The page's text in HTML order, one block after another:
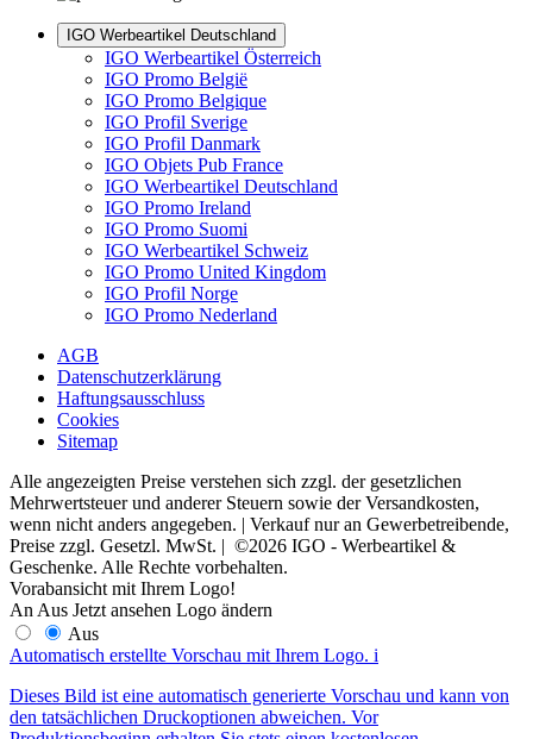
IGO Werbeartikel Deutschland
IGO Werbeartikel Österreich
IGO Promo België
IGO Promo Belgique
IGO Profil Sverige
IGO Profil Danmark
IGO Objets Pub France
IGO Werbeartikel Deutschland
IGO Promo Ireland
IGO Promo Suomi
IGO Werbeartikel Schweiz
IGO Promo United Kingdom
IGO Profil Norge
IGO Promo Nederland
AGB
Datenschutzerklärung
Haftungsausschluss
Cookies
Sitemap
Alle angezeigten Preise verstehen sich zzgl. der gesetzlichen
Mehrwertsteuer und anderer Steuern sowie der Versandkosten,
wenn nicht anders angegeben. | Verkauf nur an Gewerbetreibende,
Preise zzgl. Gesetzl. MwSt. | ©2026 IGO - Werbeartikel &
Geschenke. Alle Rechte vorbehalten.
Vorabansicht mit Ihrem Logo!
An Aus Jetzt ansehen Logo ändern
Aus
Automatisch erstellte Vorschau mit Ihrem Logo. i
Dieses Bild ist eine automatisch generierte Vorschau und kann von
den tatsächlichen Druckoptionen abweichen. Vor